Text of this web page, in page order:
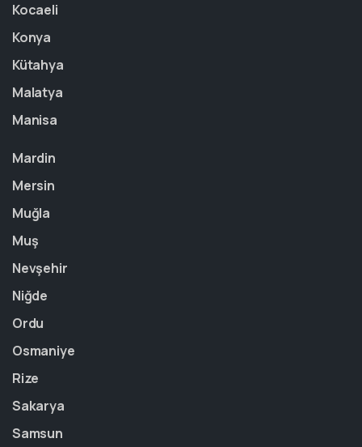
Kocaeli
Konya
Kütahya
Malatya
Manisa
Mardin
Mersin
Muğla
Muş
Nevşehir
Niğde
Ordu
Osmaniye
Rize
Sakarya
Samsun